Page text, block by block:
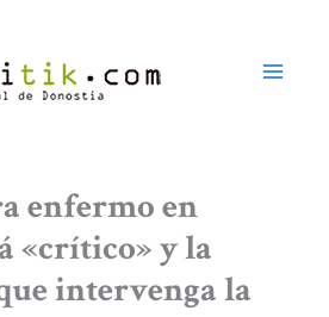
enfermo en
«crítico» y la
intervenga la